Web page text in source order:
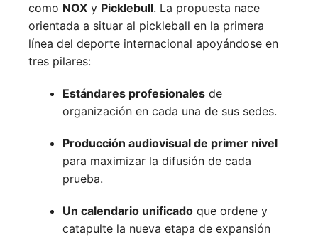
como NOX y Picklebull. La propuesta nace
orientada a situar al pickleball en la primera
línea del deporte internacional apoyándose en
tres pilares:
Estándares profesionales de
organización en cada una de sus sedes.
Producción audiovisual de primer nivel
para maximizar la difusión de cada
prueba.
Un calendario unificado que ordene y
catapulte la nueva etapa de expansión